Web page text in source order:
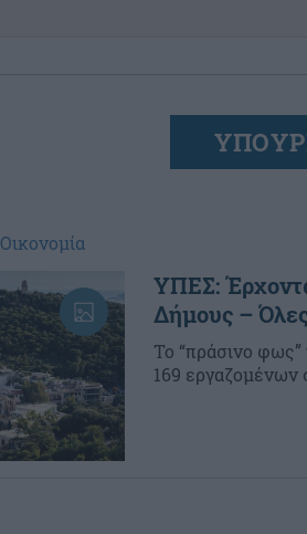
Οικονομία
ΥΠΕΣ:
Δήμους –
Το “πράσινο
169